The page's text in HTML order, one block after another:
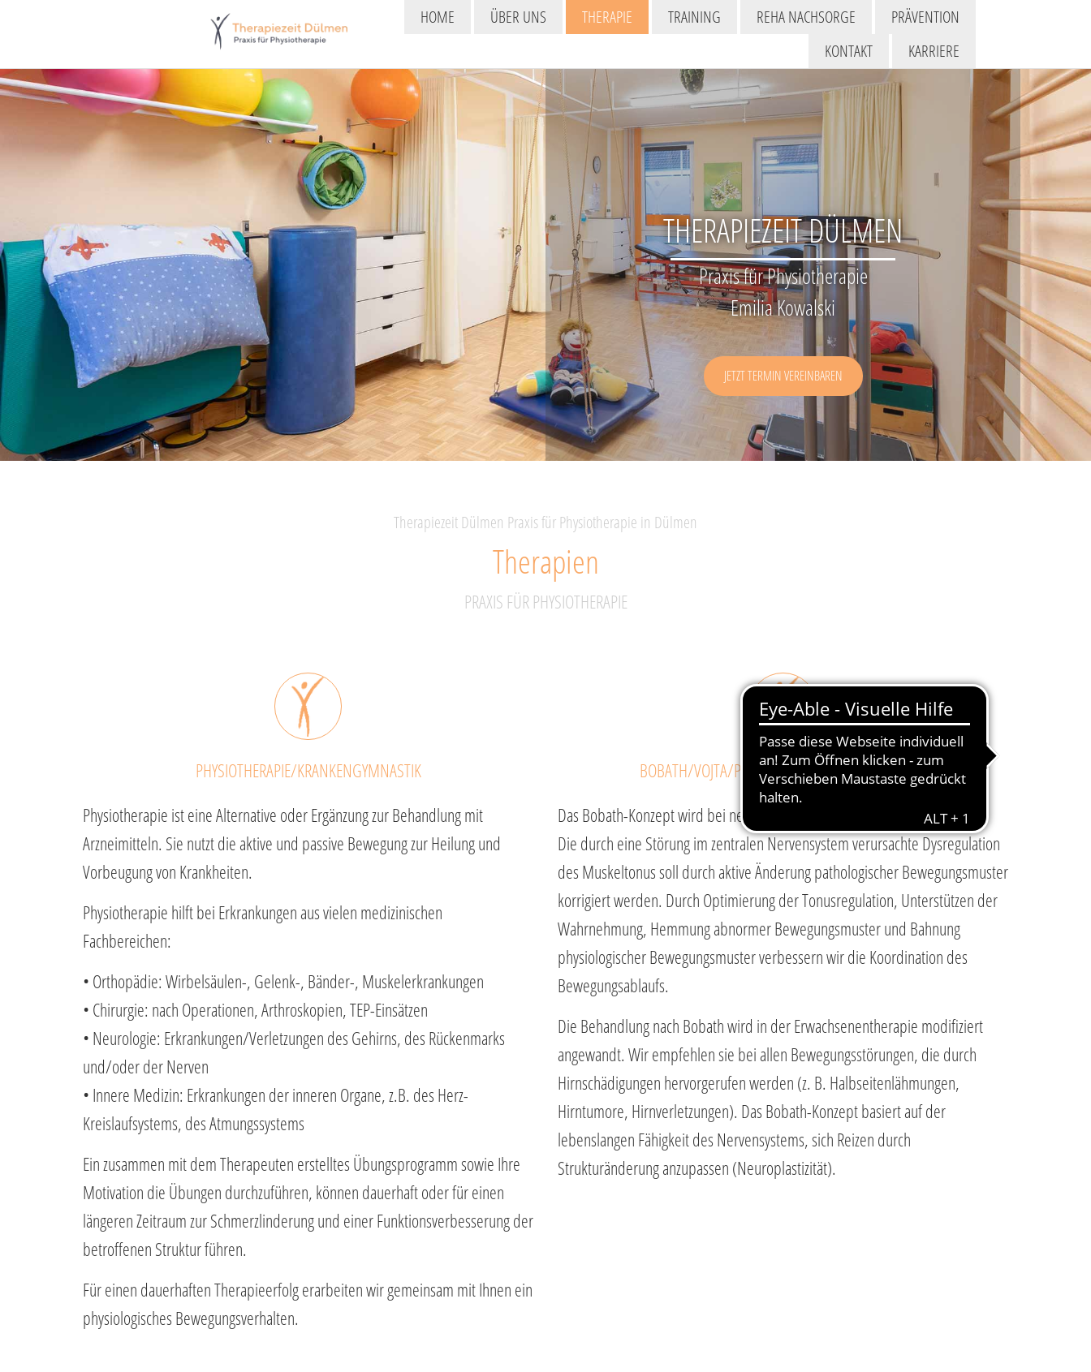
HOME ÜBER UNS THERAPIE TRAINING REHA NACHSORGE
PRÄVENTION
KONTAKT
KARRIERE
THERAPIEZEIT DÜLMEN
Praxis für Physiotherapie
Emilia Kowalski
JETZT TERMIN VEREINBAREN
Therapiezeit Dülmen Praxis für Physiotherapie in Dülmen
Therapien
PRAXIS FÜR PHYSIOTHERAPIE
PHYSIOTHERAPIE/KRANKENGYMNASTIK
Physiotherapie ist eine Alternative oder Ergänzung zur Behandlung mit
Arzneimitteln. Sie nutzt die aktive und passive Bewegung zur Heilung und
Vorbeugung von Krankheiten.
Physiotherapie hilft bei Erkrankungen aus vielen medizinischen
Fachbereichen:
• Orthopädie: Wirbelsäulen-, Gelenk-, Bänder-, Muskelerkrankungen
• Chirurgie: nach Operationen, Arthroskopien, TEP-Einsätzen
• Neurologie: Erkrankungen/Verletzungen des Gehirns, des Rückenmarks
und/oder der Nerven
• Innere Medizin: Erkrankungen der inneren Organe, z.B. des Herz-
Kreislaufsystems, des Atmungssystems
Ein zusammen mit dem Therapeuten erstelltes Übungsprogramm sowie Ihre
Motivation die Übungen durchzuführen, können dauerhaft oder für einen
längeren Zeitraum zur Schmerzlinderung und einer Funktionsverbesserung der
betroffenen Struktur führen.
Für einen dauerhaften Therapieerfolg erarbeiten wir gemeinsam mit Ihnen ein
physiologisches Bewegungsverhalten.
BOBATH/VOJTA/PNF ERWACHSENEN UND KINDER
Das Bobath-Konzept wird bei neurologischen Erkrankungen eingesetzt.
Die durch eine Störung im zentralen Nervensystem verursachte Dysregulation
des Muskeltonus soll durch aktive Änderung pathologischer Bewegungsmuster
korrigiert werden. Durch Optimierung der Tonusregulation, Unterstützen der
Wahrnehmung, Hemmung abnormer Bewegungsmuster und Bahnung
physiologischer Bewegungsmuster verbessern wir die Koordination des
Bewegungsablaufs.
Die Behandlung nach Bobath wird in der Erwachsenentherapie modifiziert
angewandt. Wir empfehlen sie bei allen Bewegungsstörungen, die durch
Hirnschädigungen hervorgerufen werden (z. B. Halbseitenlähmungen,
Hirntumore, Hirnverletzungen). Das Bobath-Konzept basiert auf der
lebenslangen Fähigkeit des Nervensystems, sich Reizen durch
Strukturänderung anzupassen (Neuroplastizität).